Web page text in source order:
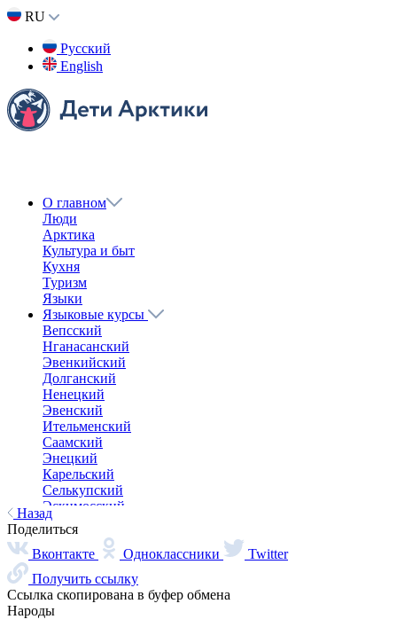
RU
Русский
English
О главном
Люди
Арктика
Культура и быт
Кухня
Туризм
Языки
Языковые курсы
Вепсский
Нганасанский
Эвенкийский
Долганский
Ненецкий
Эвенский
Ительменский
Саамский
Энецкий
Карельский
Селькупский
Эскимосский
Коми
Хантыйский
Юкагирский
Чукотский
Якутский
Видеоэкскурсии